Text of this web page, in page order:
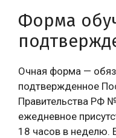
Форма
Очная форма —
подтвержденное
Правительства РФ
ежедневное
18 часов в неделю.